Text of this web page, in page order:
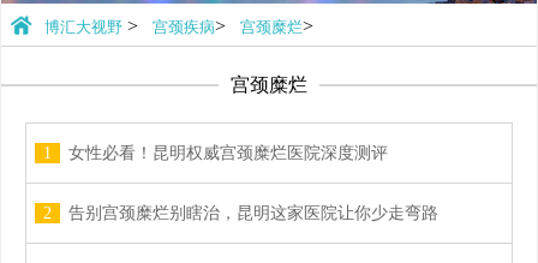
博汇大视野 > 宫颈疾病> 宫颈糜烂>
宫颈糜烂
1 女性必看！昆明权威宫颈糜烂医院深度测评
2 告别宫颈糜烂别瞎治，昆明这家医院让你少走弯路